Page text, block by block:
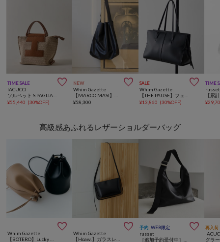
TIME SALE 
IACUCCI
¥55,440 (30%OFF)
NEW 
Whim Gazette
¥58,300
SALE 
Whim Gazette
¥13,860 (30%OFF)
TIME
russet
¥
高級感あふれるレザーショルダーバッグ

Whim Gazette

Whim Gazette
予約 WEB限定 
russet
再入荷